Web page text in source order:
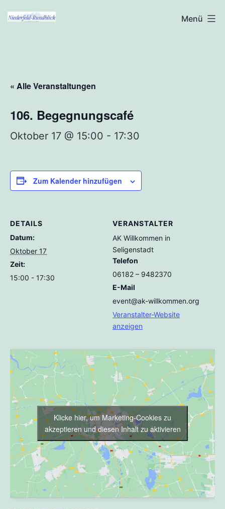
Inhalt
Niederfeld-
Menü
« Alle Veranstaltungen
106. Begegnungscafé
Oktober 17 @ 15:00 - 17:30
Zum Kalender hinzufügen
DETAILS
Datum:
Oktober 17
Zeit:
15:00 - 17:30
VERANSTALTER
AK Willkommen in
Seligenstadt
Telefon
06182 – 9482370
E-Mail
event@ak-willkommen.org
Veranstalter-Website
anzeigen
Klicke hier, um Marketing-Cookies zu
akzeptieren und diesen Inhalt zu aktivieren